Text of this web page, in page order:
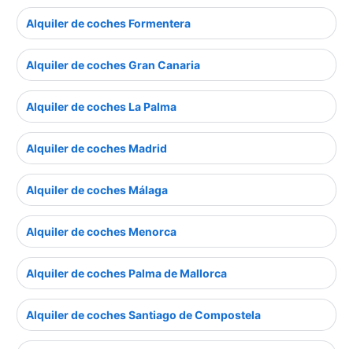
Alquiler de coches Formentera
Alquiler de coches Gran Canaria
Alquiler de coches La Palma
Alquiler de coches Madrid
Alquiler de coches Málaga
Alquiler de coches Menorca
Alquiler de coches Palma de Mallorca
Alquiler de coches Santiago de Compostela